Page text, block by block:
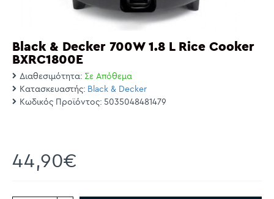
Black & Decker 700W 1.8 L Rice Cooker
BXRC1800E
Διαθεσιμότητα: Σε Απόθεμα
Κατασκευαστής: Black & Decker
Κωδικός Προϊόντος: 5035048481479
44,90€